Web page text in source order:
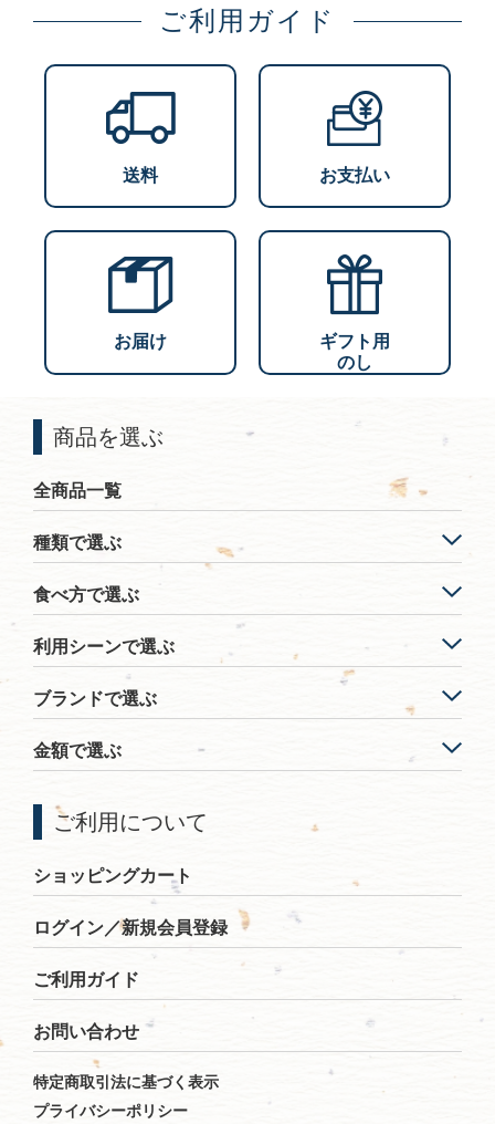
ご利用ガイド
送料 お支払い
お届け
ギフト用
のし
商品を選ぶ
全商品一覧
種類で選ぶ
食べ方で選ぶ
利用シーンで選ぶ
ブランドで選ぶ
金額で選ぶ
ご利用について
ショッピングカート
ログイン／新規会員登録
ご利用ガイド
お問い合わせ
特定商取引法に基づく表示
プライバシーポリシー